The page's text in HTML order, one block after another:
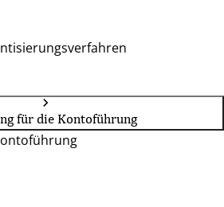
für die Kontoführung